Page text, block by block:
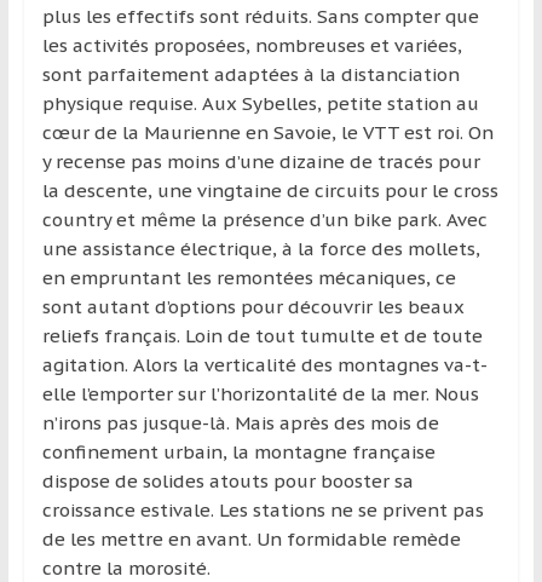
découverte
culturelle
d’un
pays
d’une
région
plus les effectifs sont réduits. Sans compter que
les activités proposées, nombreuses et variées,
sont parfaitement adaptées à la distanciation
physique requise. Aux Sybelles, petite station au
cœur de la Maurienne en Savoie, le VTT est roi. On
y recense pas moins d’une dizaine de tracés pour
la descente, une vingtaine de circuits pour le cross
country et même la présence d’un bike park. Avec
une assistance électrique, à la force des mollets,
en empruntant les remontées mécaniques, ce
sont autant d’options pour découvrir les beaux
reliefs français. Loin de tout tumulte et de toute
agitation. Alors la verticalité des montagnes va-t-
elle l’emporter sur l’horizontalité de la mer. Nous
n’irons pas jusque-là. Mais après des mois de
confinement urbain, la montagne française
dispose de solides atouts pour booster sa
croissance estivale. Les stations ne se privent pas
de les mettre en avant. Un formidable remède
contre la morosité.